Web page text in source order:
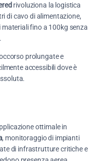
rivoluziona la logistica
di cavo di alimentazione,
fino a 100kg senza
prolungate e
accessibili dove è
ottimale in
, monitoraggio di impianti
di infrastrutture critiche e